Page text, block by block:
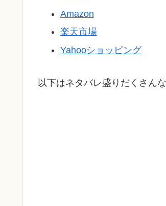
Amazon
楽天市場
Yahooショッピング
以下はネタバレ盛りだくさん